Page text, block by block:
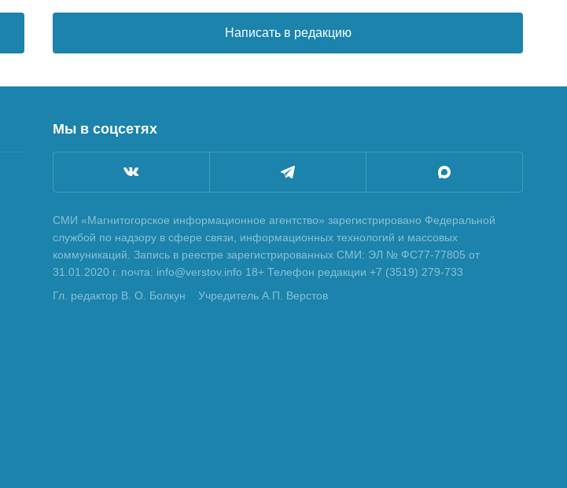
Написать в редакцию
Мы в соцсетях
СМИ «Магнитогорское информационное агентство» зарегистрировано Федеральной
службой по надзору в сфере связи, информационных технологий и массовых
коммуникаций. Запись в реестре зарегистрированных СМИ: ЭЛ № ФС77-77805 от
31.01.2020 г. почта: info@verstov.info 18+ Телефон редакции +7 (3519) 279-733
Гл. редактор В. О. Болкун
Учредитель А.П. Верстов